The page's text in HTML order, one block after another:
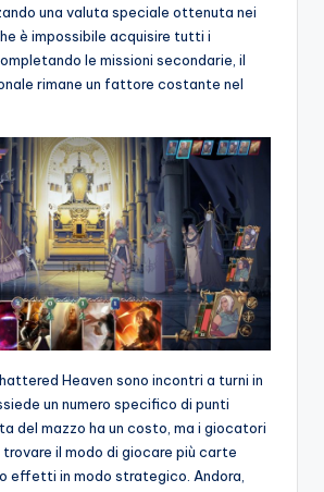
una valuta speciale ottenuta nei
è impossibile acquisire tutti i
le missioni secondarie, il
rimane un fattore costante nel
Heaven sono incontri a turni in
un numero specifico di punti
del mazzo ha un costo, ma i giocatori
il modo di giocare più carte
effetti in modo strategico. Andora,